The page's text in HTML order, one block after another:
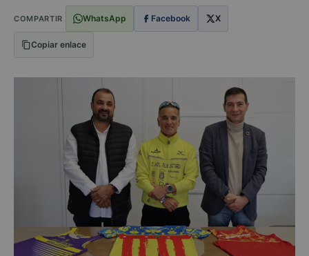
COMPARTIR WhatsApp Facebook X
Copiar enlace